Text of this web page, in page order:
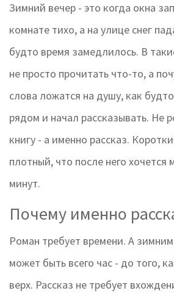
Зимний вечер - это когда окна
комнате тихо, а на улице снег
будто время замедлилось. В
не просто прочитать что-то, а
слова ложатся на душу, как
рядом и начал рассказывать. Не
книгу - а именно рассказ.
плотный, что после него хочется
минут.
Почему именно
Роман требует времени. А
может быть всего час - до того,
верх. Рассказ не требует